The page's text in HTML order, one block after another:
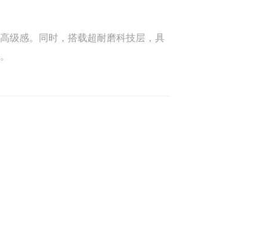
级感。同时，搭载超耐磨科技层，具